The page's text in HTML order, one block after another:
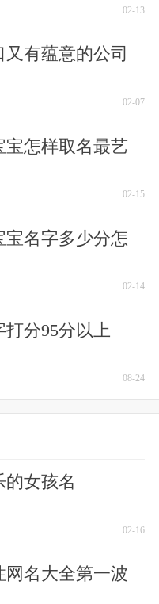
02-13
又有蕴意的公司
02-07
宝怎样取名最艺
02-15
宝名字多少分怎
02-14
打分95分以上
08-24
的女孩名
02-16
网名大全第一波